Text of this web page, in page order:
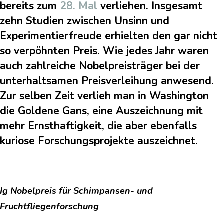
bereits zum 28. Mal verliehen. Insgesamt
zehn Studien zwischen Unsinn und
Experimentierfreude erhielten den gar nicht
so verpöhnten Preis. Wie jedes Jahr waren
auch zahlreiche Nobelpreisträger bei der
unterhaltsamen Preisverleihung anwesend.
Zur selben Zeit verlieh man in Washington
die Goldene Gans, eine Auszeichnung mit
mehr Ernsthaftigkeit, die aber ebenfalls
kuriose Forschungsprojekte auszeichnet.
Ig Nobelpreis für Schimpansen- und
Fruchtfliegenforschung